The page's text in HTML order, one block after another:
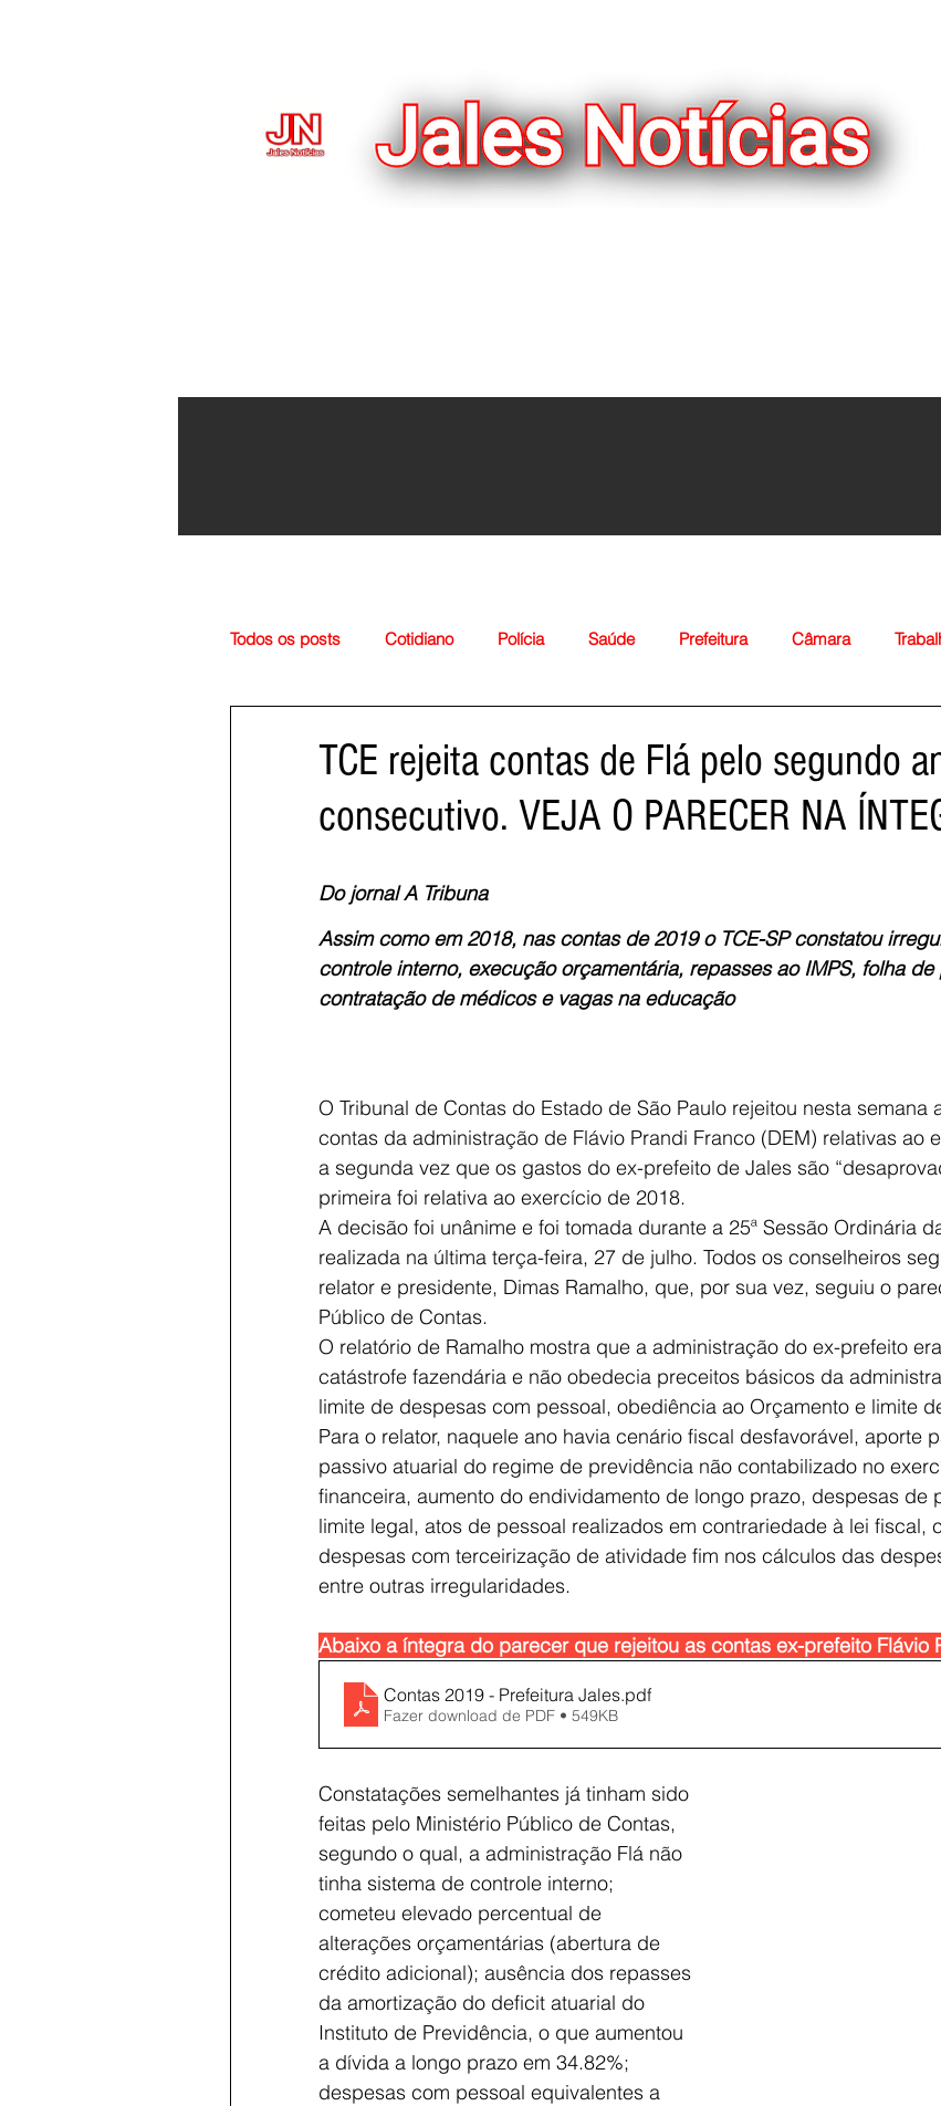
Voltar
Todos os posts Cotidiano Polícia Saúde Prefeitura Câmara
TCE rejeita contas de Flá pelo segundo
consecutivo. VEJA O PARECER NA
Do jornal A Tribuna
Assim como em 2018, nas contas de 2019 o TCE-SP constatou
controle interno, execução orçamentária, repasses ao IMPS, folha
contratação de médicos e vagas na educação
O Tribunal de Contas do Estado de São Paulo rejeitou nesta semana
contas da administração de Flávio Prandi Franco (DEM) relativas ao
a segunda vez que os gastos do ex-prefeito de Jales são
primeira foi relativa ao exercício de 2018.
A decisão foi unânime e foi tomada durante a 25ª Sessão Ordinária
realizada na última terça-feira, 27 de julho. Todos os conselheiros
relator e presidente, Dimas Ramalho, que, por sua vez, seguiu o
Público de Contas.
O relatório de Ramalho mostra que a administração do ex-prefeito
catástrofe fazendária e não obedecia preceitos básicos da
limite de despesas com pessoal, obediência ao Orçamento e limite
Para o relator, naquele ano havia cenário fiscal desfavorável, aporte
passivo atuarial do regime de previdência não contabilizado no
financeira, aumento do endividamento de longo prazo, despesas de
limite legal, atos de pessoal realizados em contrariedade à lei fiscal,
despesas com terceirização de atividade fim nos cálculos das
entre outras irregularidades.
Abaixo a íntegra do parecer que rejeitou as contas ex-prefeito Flávio
Contas 2019 - Prefeitura Jales.pdf
Fazer download de PDF • 549KB
Constatações semelhantes já tinham sido
feitas pelo Ministério Público de Contas,
segundo o qual, a administração Flá não
tinha sistema de controle interno;
cometeu elevado percentual de
alterações orçamentárias (abertura de
crédito adicional); ausência dos repasses
da amortização do deficit atuarial do
Instituto de Previdência, o que aumentou
a dívida a longo prazo em 34.82%;
despesas com pessoal equivalentes a